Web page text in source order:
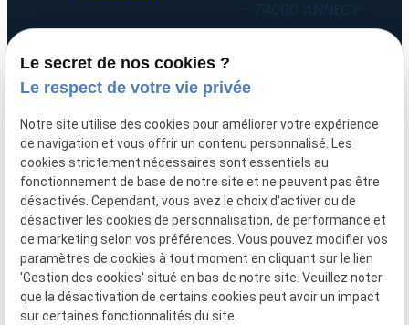
de 8h30 à 12h30 et de 14h00 à 19h00
Uniquement sur rendez-vous
SIRET :51052612200047
Plan du
site
Mentions
légales
Politique de
confidentialité
Le secret de nos cookies ?
Le respect de votre vie privée
Notre site utilise des cookies pour améliorer votre expérience
de navigation et vous offrir un contenu personnalisé. Les
cookies strictement nécessaires sont essentiels au
fonctionnement de base de notre site et ne peuvent pas être
désactivés. Cependant, vous avez le choix d'activer ou de
désactiver les cookies de personnalisation, de performance et
de marketing selon vos préférences. Vous pouvez modifier vos
paramètres de cookies à tout moment en cliquant sur le lien
'Gestion des cookies' situé en bas de notre site. Veuillez noter
que la désactivation de certains cookies peut avoir un impact
sur certaines fonctionnalités du site.